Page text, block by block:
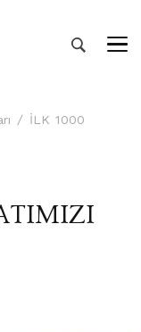
İLK 1000